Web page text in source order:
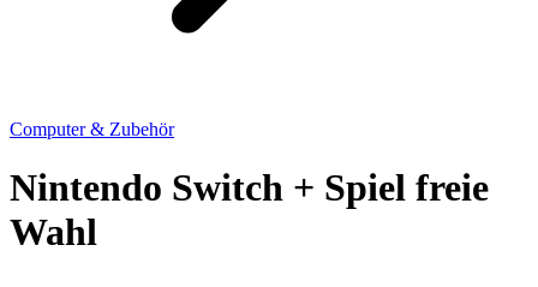
Computer & Zubehör
Nintendo Switch + Spiel freie
Wahl